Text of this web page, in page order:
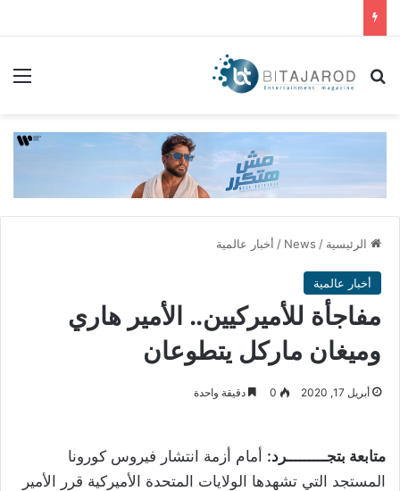
بحث عن
الرئيسية /
News
/ أخبار عالمية
أخبار عالمية
مفاجأة للأميركيين.. الأمير هاري
وميغان ماركل يتطوعان
أبريل 17, 2020 0 دقيقة واحدة
متابعة بتجـــــــــرد: أمام أزمة انتشار فيروس كورونا
المستجد التي تشهدها الولايات المتحدة الأميركية قرر الأمير